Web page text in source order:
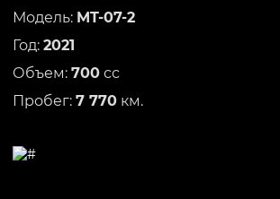
Модель: MT-07-2
Год: 2021
Объем: 700 сс
Пробег: 7 770 км.